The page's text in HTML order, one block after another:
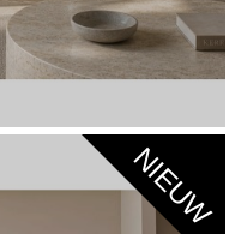
NIEUW